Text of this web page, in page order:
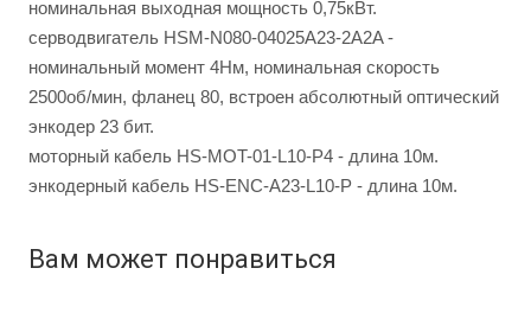
номинальная выходная мощность 0,75кВт.
серводвигатель HSM-N080-04025A23-2A2A -
номинальный момент 4Нм, номинальная скорость
2500об/мин, фланец 80, встроен абсолютный оптический
энкодер 23 бит.
моторный кабель HS-MOT-01-L10-P4 - длина 10м.
энкодерный кабель HS-ENC-A23-L10-P - длина 10м.
Вам может понравиться